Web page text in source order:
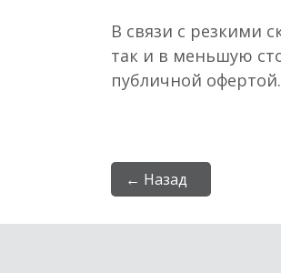
В связи с резкими
так и в меньшую
публичной офертой.
← Назад